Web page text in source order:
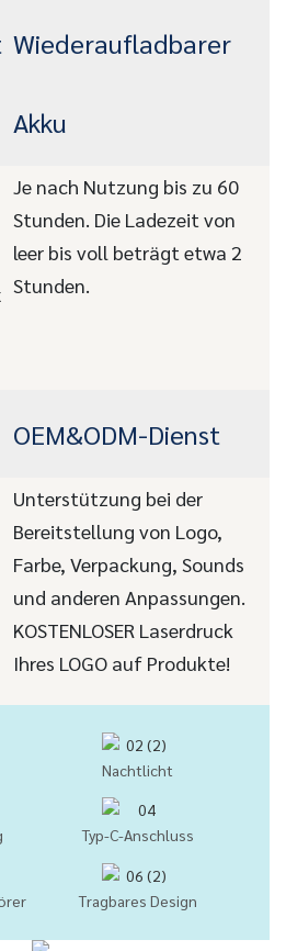
Wiederaufladbarer
Akku
Je nach Nutzung bis zu 60
Stunden. Die Ladezeit von
leer bis voll beträgt etwa 2
Stunden.
OEM&ODM-Dienst
Unterstützung bei der
Bereitstellung von Logo,
Farbe, Verpackung, Sounds
und anderen Anpassungen.
KOSTENLOSER Laserdruck
Ihres LOGO auf Produkte!
Nachtlicht
Typ-C-Anschluss
Tragbares Design